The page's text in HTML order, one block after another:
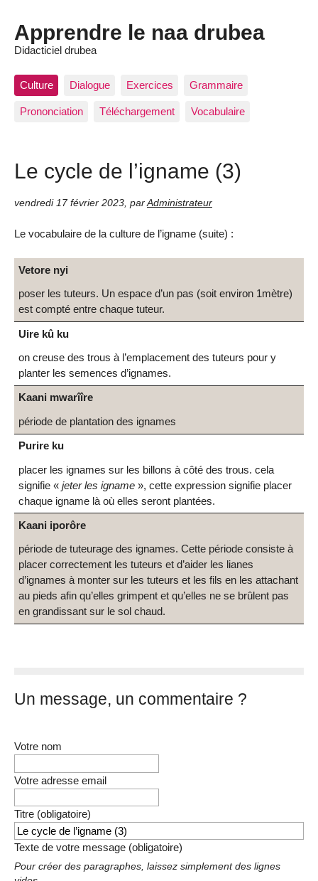
Apprendre le naa drubea
Didacticiel drubea
Culture Dialogue Exercices Grammaire
Prononciation Téléchargement Vocabulaire
Le cycle de l’igname (3)
vendredi 17 février 2023 par Administrateur
Le vocabulaire de la culture de l’igname (suite) :
Vetore nyi
poser les tuteurs. Un espace d’un pas (soit environ 1mètre)
est compté entre chaque tuteur.
Uire kû ku
on creuse des trous à l’emplacement des tuteurs pour y
planter les semences d’ignames.
Kaani mwarîîre
période de plantation des ignames
Purire ku
placer les ignames sur les billons à côté des trous. cela
signifie « jeter les igname», cette expression signifie placer
chaque igname là où elles seront plantées.
Kaani iporôre
période de tuteurage des ignames. Cette période consiste à
placer correctement les tuteurs et d’aider les lianes
d’ignames à monter sur les tuteurs et les fils en les attachant
au pieds afin qu’elles grimpent et qu’elles ne se brûlent pas
en grandissant sur le sol chaud.
Un message, un commentaire ?
Votre nom
Votre adresse email
Titre (obligatoire)
Texte de votre message (obligatoire)
Pour créer des paragraphes, laissez simplement des lignes